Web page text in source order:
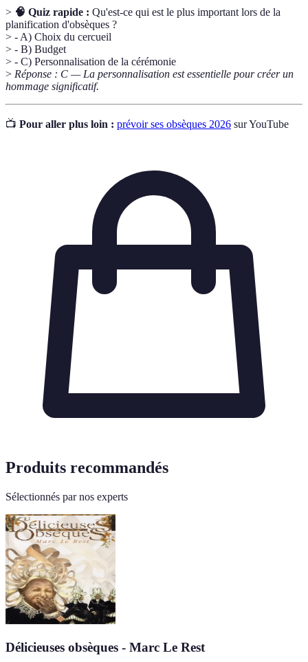
> 🧠 Quiz rapide : Qu'est-ce qui est le plus important lors de la
planification d'obsèques ?
> - A) Choix du cercueil
> - B) Budget
> - C) Personnalisation de la cérémonie
> Réponse : C — La personnalisation est essentielle pour créer un
hommage significatif.
📺 Pour aller plus loin : prévoir ses obsèques 2026 sur YouTube
Produits recommandés
Sélectionnés par nos experts
Délicieuses obsèques - Marc Le Rest